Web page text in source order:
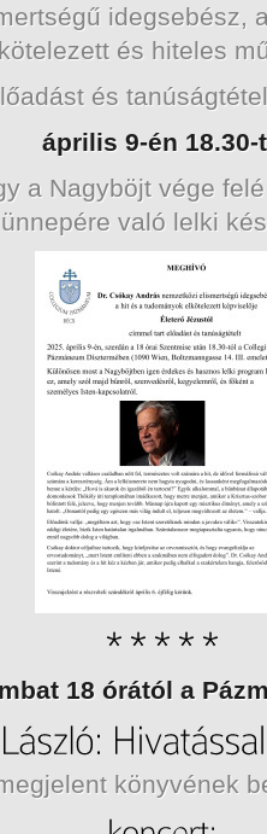
idegsebész,
és hiteles
és
április 9-én 18.30-
a Nagyböjt vége
való lelki
18 órától a
könyvének